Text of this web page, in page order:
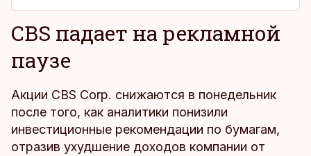
CBS падает на рекламной
паузе
Акции CBS Corp. снижаются в понедельник
после того, как аналитики понизили
инвестиционные рекомендации по бумагам,
отразив ухудшение доходов компании от